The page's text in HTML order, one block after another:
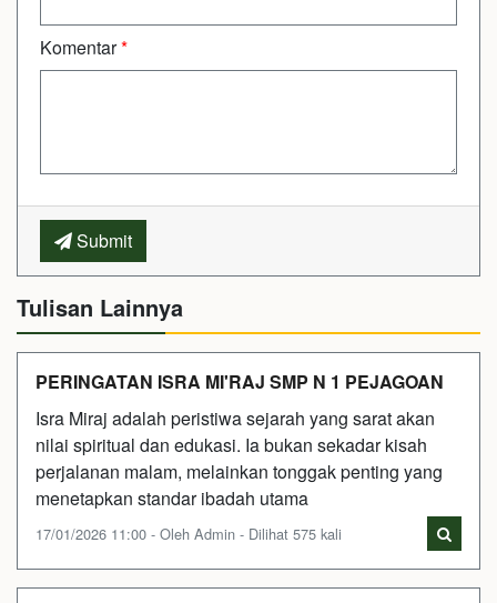
Komentar*
Submit
Tulisan Lainnya
PERINGATAN ISRA MI'RAJ SMP N 1 PEJAGOAN
Isra Miraj adalah peristiwa sejarah yang sarat akan
nilai spiritual dan edukasi. Ia bukan sekadar kisah
perjalanan malam, melainkan tonggak penting yang
menetapkan standar ibadah utama
17/01/2026 11:00 - Oleh Admin - Dilihat 575 kali